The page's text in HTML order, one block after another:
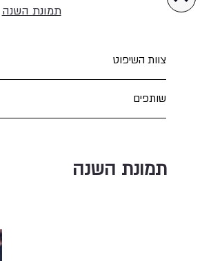
תמונת השנה
צוות השיפוט
שותפים
תמונת השנה